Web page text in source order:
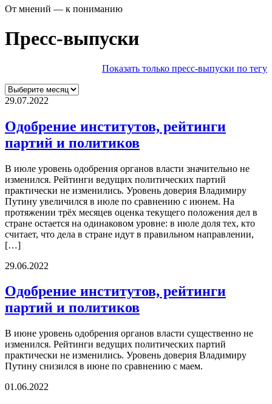
От мнений — к пониманию
Пресс-выпуски
Показать только пресс-выпуски по тегу
29.07.2022
Одобрение институтов, рейтинги
партий и политиков
В июле уровень одобрения органов власти значительно не
изменился. Рейтинги ведущих политических партий
практически не изменились. Уровень доверия Владимиру
Путину увеличился в июле по сравнению с июнем. На
протяжении трёх месяцев оценка текущего положения дел в
стране остается на одинаковом уровне: в июле доля тех, кто
считает, что дела в стране идут в правильном направлении,
[…]
29.06.2022
Одобрение институтов, рейтинги
партий и политиков
В июне уровень одобрения органов власти существенно не
изменился. Рейтинги ведущих политических партий
практически не изменились. Уровень доверия Владимиру
Путину снизился в июне по сравнению с маем.
01.06.2022